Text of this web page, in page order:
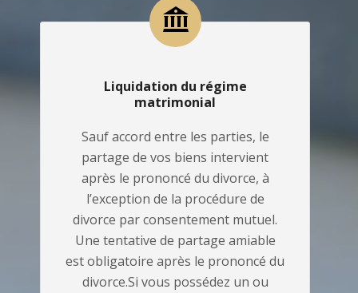
Liquidation du régime
matrimonial
Sauf accord entre les parties, le
partage de vos biens intervient
après le prononcé du divorce, à
l’exception de la procédure de
divorce par consentement mutuel.
Une tentative de partage amiable
est obligatoire après le prononcé du
divorce.Si vous possédez un ou